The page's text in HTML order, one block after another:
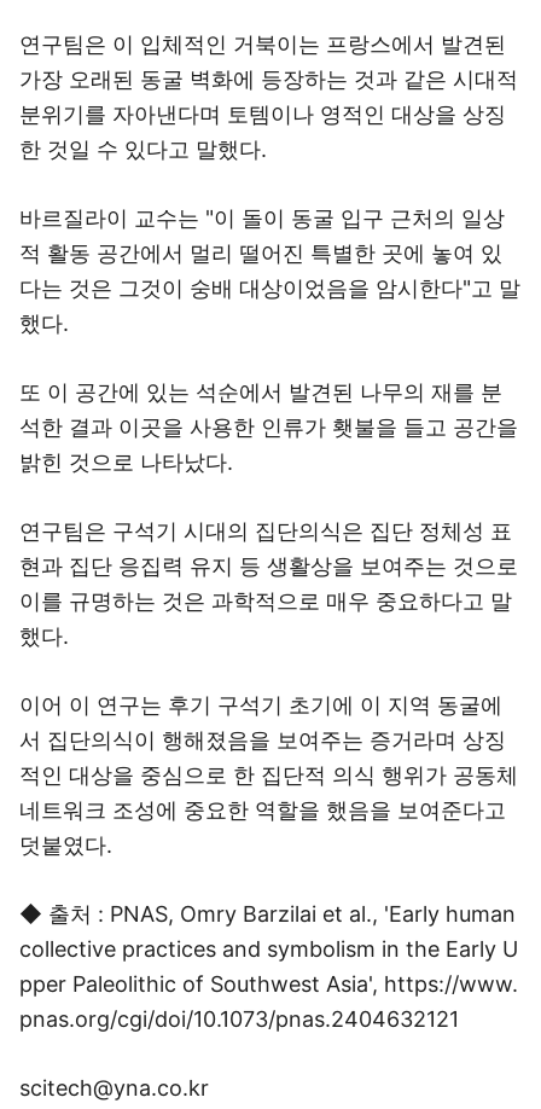
연구팀은 이 입체적인 거북이는 프랑스에서 발견된
가장 오래된 동굴 벽화에 등장하는 것과 같은 시대적
분위기를 자아낸다며 토템이나 영적인 대상을 상징
한 것일 수 있다고 말했다.
바르질라이 교수는 "이 돌이 동굴 입구 근처의 일상
적 활동 공간에서 멀리 떨어진 특별한 곳에 놓여 있
다는 것은 그것이 숭배 대상이었음을 암시한다"고 말
했다.
또 이 공간에 있는 석순에서 발견된 나무의 재를 분
석한 결과 이곳을 사용한 인류가 횃불을 들고 공간을
밝힌 것으로 나타났다.
연구팀은 구석기 시대의 집단의식은 집단 정체성 표
현과 집단 응집력 유지 등 생활상을 보여주는 것으로
이를 규명하는 것은 과학적으로 매우 중요하다고 말
했다.
이어 이 연구는 후기 구석기 초기에 이 지역 동굴에
서 집단의식이 행해졌음을 보여주는 증거라며 상징
적인 대상을 중심으로 한 집단적 의식 행위가 공동체
네트워크 조성에 중요한 역할을 했음을 보여준다고
덧붙였다.
◆ 출처 : PNAS, Omry Barzilai et al., 'Early human
collective practices and symbolism in the Early U
pper Paleolithic of Southwest Asia', https://www.
pnas.org/cgi/doi/10.1073/pnas.2404632121
scitech@yna.co.kr